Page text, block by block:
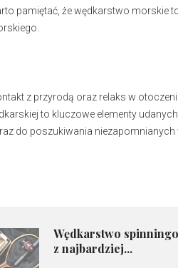
pamiętać, że wędkarstwo morskie
z przyrodą oraz relaks w
to kluczowe elementy udanych
do poszukiwania niezapomnianych
Wędkarstwo
z najbardziej...